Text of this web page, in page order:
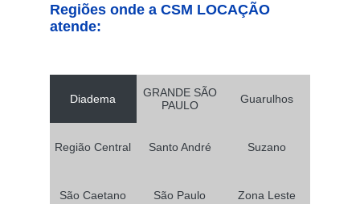
Regiões onde a CSM LOCAÇÃO
atende:
Diadema
GRANDE SÃO
PAULO
Guarulhos
Região Central Santo André Suzano
São Caetano São Paulo Zona Leste